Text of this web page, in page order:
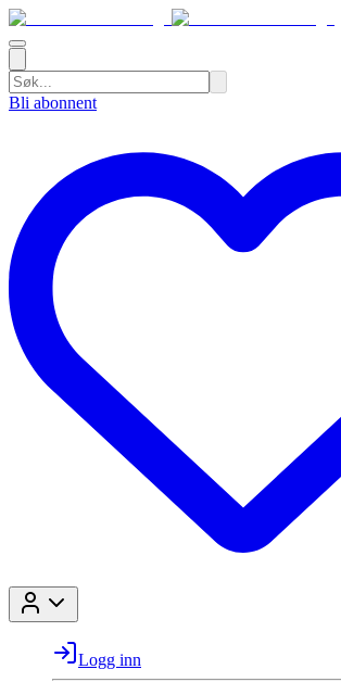
Bli abonnent
Logg inn